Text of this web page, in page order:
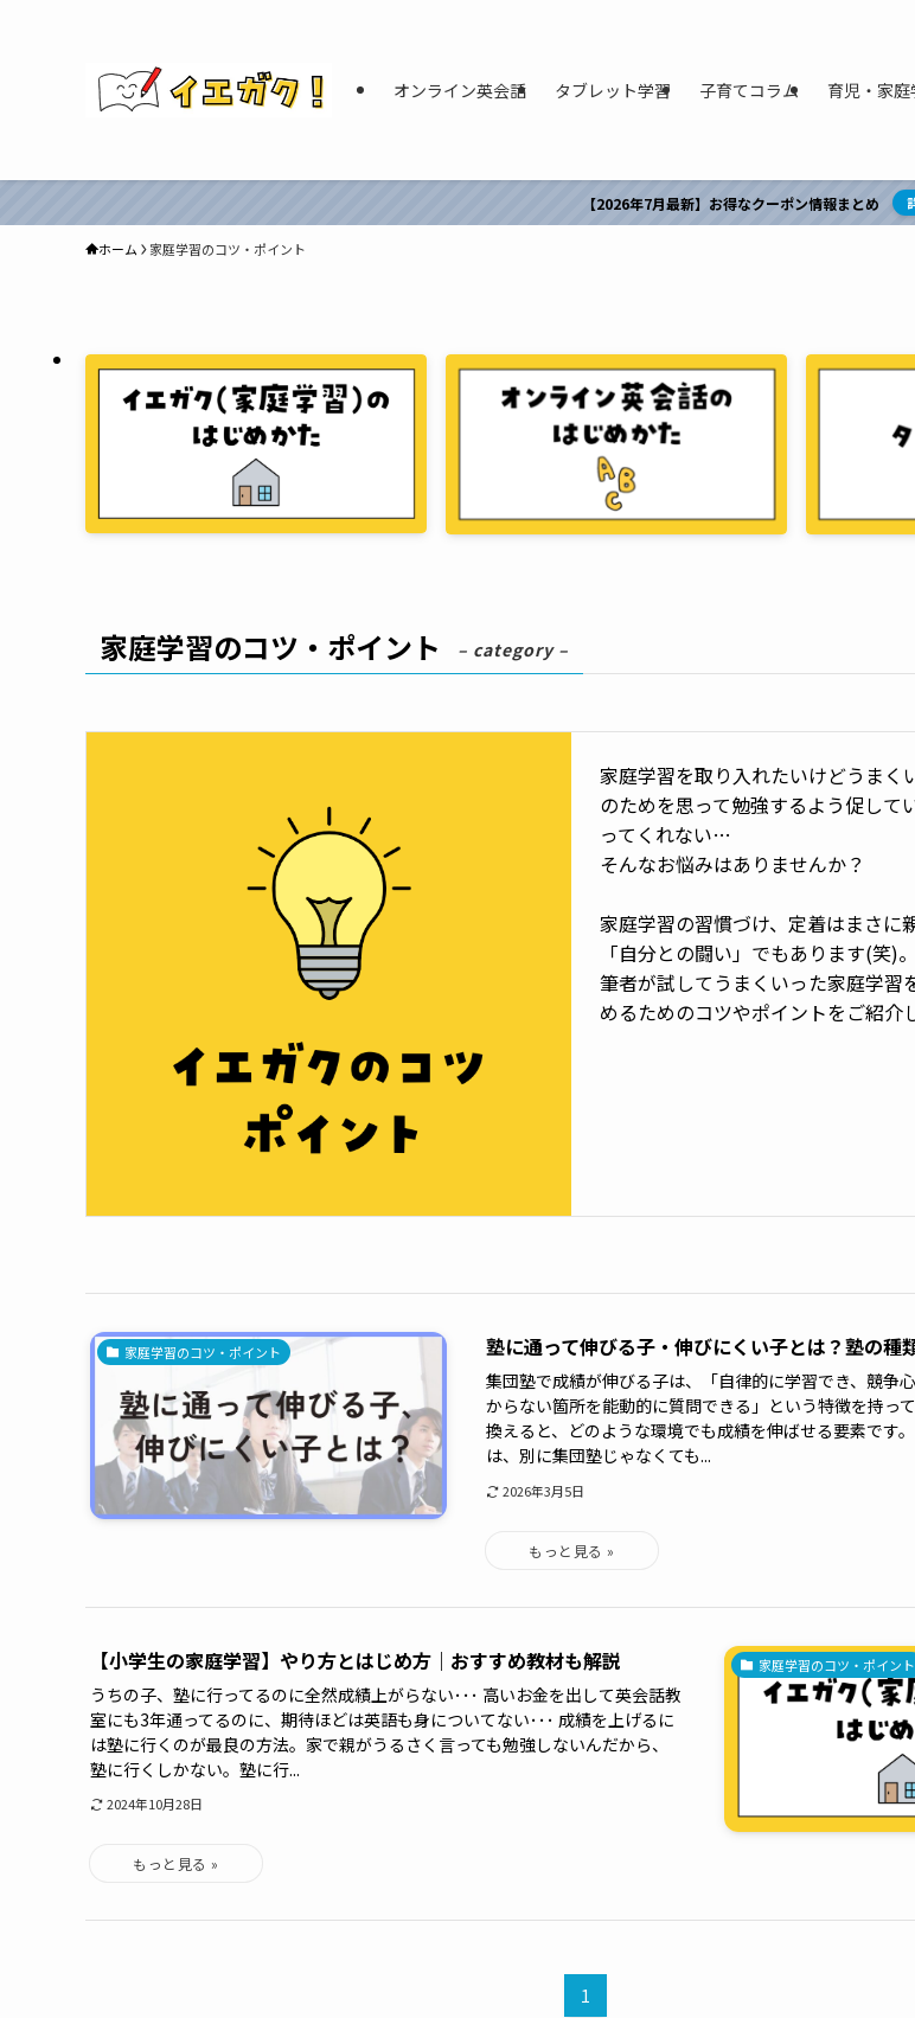
オンライン英会話 タブレット学習 子育てコラム 育児・家
【2026年7月最新】お得なクーポン情報まとめ
ホーム 家庭学習のコツ・ポイント
家庭学習のコツ・ポイント – category –
家庭学習を取り入れたいけどうまく
のためを思って勉強するよう促して
ってくれない…
そんなお悩みはありませんか？
家庭学習の習慣づけ、定着はまさに
「自分との闘い」でもあります(笑)。
筆者が試してうまくいった家庭学習
めるためのコツやポイントをご紹介
家庭学習のコツ・ポイント 塾に通って伸びる子・伸びにくい子とは？塾の種
集団塾で成績が伸びる子は、「自律的に学習でき、競争
からない箇所を能動的に質問できる」という特徴を持っ
換えると、どのような環境でも成績を伸ばせる要素です
は、別に集団塾じゃなくても...
2026年3月5日
家庭学習のコツ・ポイント
【小学生の家庭学習】やり方とはじめ方｜おすすめ教材も解説
うちの子、塾に行ってるのに全然成績上がらない･･･ 高いお金を出して英会話教
室にも3年通ってるのに、期待ほどは英語も身についてない･･･ 成績を上げるに
は塾に行くのが最良の方法。家で親がうるさく言っても勉強しないんだから、
塾に行くしかない。塾に行...
2024年10月28日
1